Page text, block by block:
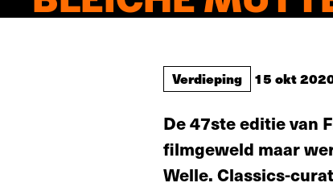
Verdieping 15 okt
De 47ste editie van
filmgeweld maar
Welle. Classics-